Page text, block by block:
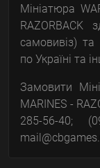
Мініатюра
RAZORBACK
самовивіз) та
по Україні та
Замовити
MARINES -
285-56-40;